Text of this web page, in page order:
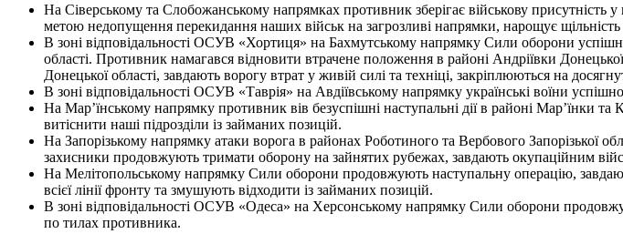
На Сіверському та Слобожанському напрямках противник зберігає військову
метою недопущення перекидання наших військ на загрозливі напрямки, нарощує
В зоні відповідальності ОСУВ «Хортиця» на Бахмутському напрямку Сили оборони
області. Противник намагався відновити втрачене положення в районі Андріївки
Донецької області, завдають ворогу втрат у живій силі та техніці, закріплюються на
В зоні відповідальності ОСУВ «Таврія» на Авдіївському напрямку українські воїни
На Мар’їнському напрямку противник вів безуспішні наступальні дії в районі Мар’їнки
витіснити наші підрозділи із займаних позицій.
На Запорізькому напрямку атаки ворога в районах Роботиного та Вербового Запорізької
захисники продовжують тримати оборону на зайнятих рубежах, завдають окупаційним
На Мелітопольському напрямку Сили оборони продовжують наступальну операцію,
всієї лінії фронту та змушують відходити із займаних позицій.
В зоні відповідальності ОСУВ «Одеса» на Херсонському напрямку Сили оборони
по тилах противника.